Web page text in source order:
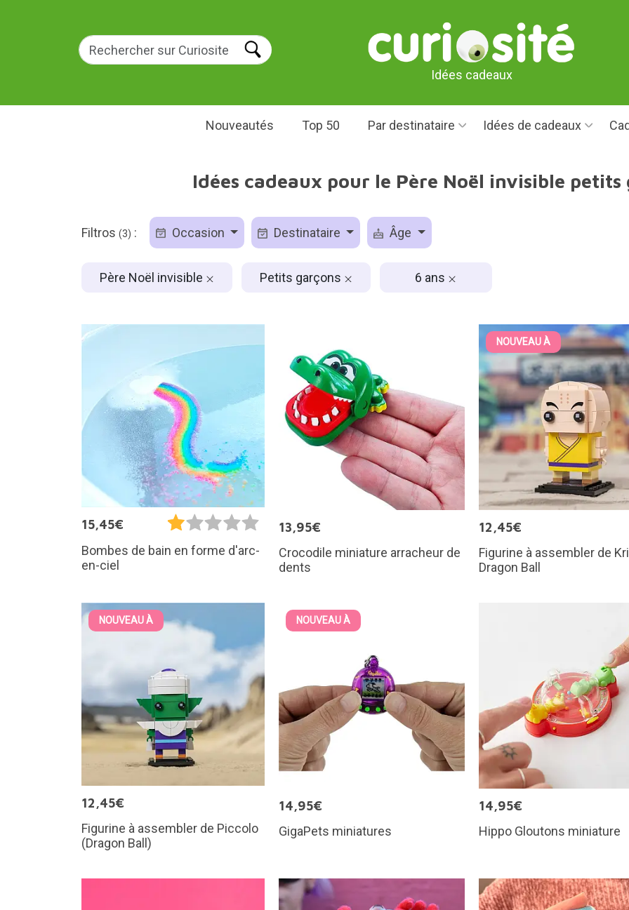
Idées cadeaux
Nouveautés Top 50 Par destinataire Idées de cadeaux
Idées cadeaux pour le Père Noël invisible petits
Filtros (3) : Occasion Destinataire Âge
Père Noël invisible Petits garçons 6 ans
15,45€
Bombes de bain en forme d'arc-
en-ciel
13,95€
Crocodile miniature arracheur de
dents
NOUVEAU À
12,45€
Figurine à assembler de
Dragon Ball
NOUVEAU À
12,45€
Figurine à assembler de Piccolo
(Dragon Ball)
NOUVEAU À
14,95€
GigaPets miniatures
14,95€
Hippo Gloutons miniature